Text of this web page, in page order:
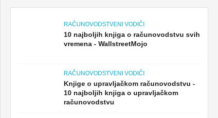
RAČUNOVODSTVENI VODIČI
10 najboljih knjiga o računovodstvu svih
vremena - WallstreetMojo
RAČUNOVODSTVENI VODIČI
Knjige o upravljačkom računovodstvu -
10 najboljih knjiga o upravljačkom
računovodstvu